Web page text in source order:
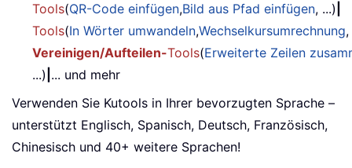
Tools(QR-Code einfügen,Bild aus Pfad einfügen, ...)
Tools(In Wörter umwandeln,Wechselkursumrechnung
Vereinigen/Aufteilen-Tools(Erweiterte Zeilen
...) ... und mehr
Verwenden Sie Kutools in Ihrer bevorzugten Sprache –
unterstützt Englisch, Spanisch, Deutsch, Französisch,
Chinesisch und 40+ weitere Sprachen!